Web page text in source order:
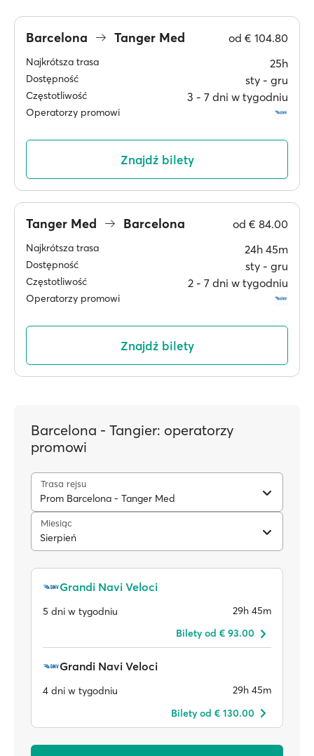
Barcelona Tanger Med od € 104.80
Najkrótsza trasa 25h
Dostępność sty ‐ gru
Częstotliwość 3 ‐ 7 dni w tygodniu
Operatorzy promowi
Znajdź bilety
Tanger Med Barcelona od € 84.00
Najkrótsza trasa 24h 45m
Dostępność sty ‐ gru
Częstotliwość 2 ‐ 7 dni w tygodniu
Operatorzy promowi
Znajdź bilety
Barcelona - Tangier: operatorzy
promowi
Trasa rejsu
Prom Barcelona - Tanger Med
Miesiąc
Sierpień
Grandi Navi Veloci
5 dni w tygodniu
29h 45m
Bilety od € 93.00
Grandi Navi Veloci
4 dni w tygodniu
29h 45m
Bilety od € 130.00